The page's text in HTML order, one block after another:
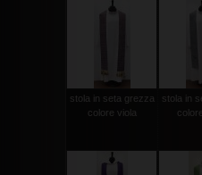
stola in seta grezza
colore viola
stola in